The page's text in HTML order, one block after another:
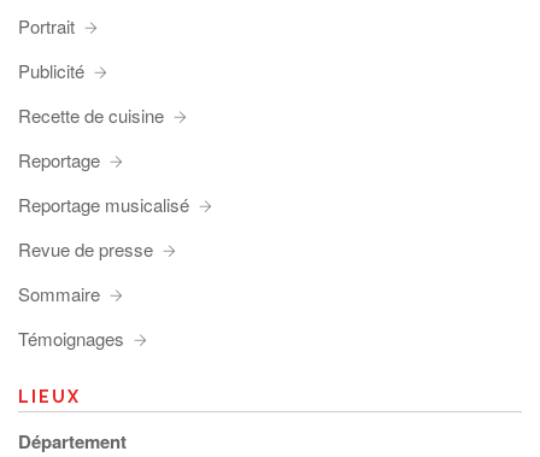
Portrait
Publicité
Recette de cuisine
Reportage
Reportage musicalisé
Revue de presse
Sommaire
Témoignages
LIEUX
Département